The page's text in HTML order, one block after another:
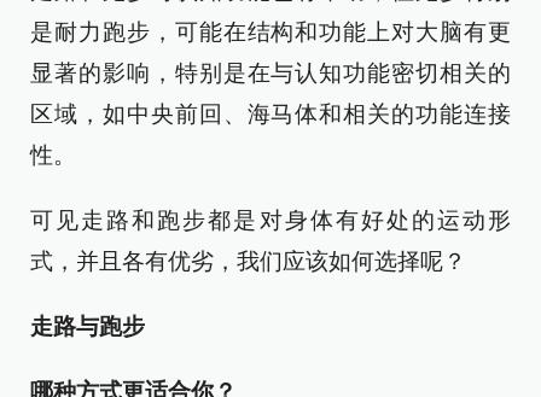
是耐力跑步，可能在结构和功能上对大脑有更
显著的影响，特别是在与认知功能密切相关的
区域，如中央前回、海马体和相关的功能连接
性。
可见走路和跑步都是对身体有好处的运动形
式，并且各有优劣，我们应该如何选择呢？
走路与跑步
哪种方式更适合你？